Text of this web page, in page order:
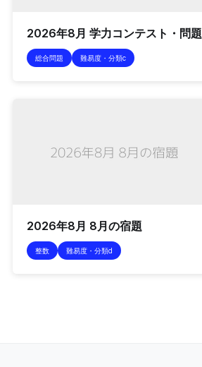
2026年8月 学力コンテスト・問題
総合問題 難易度・分類c
2026年8月 8月の宿題
整数 難易度・分類d